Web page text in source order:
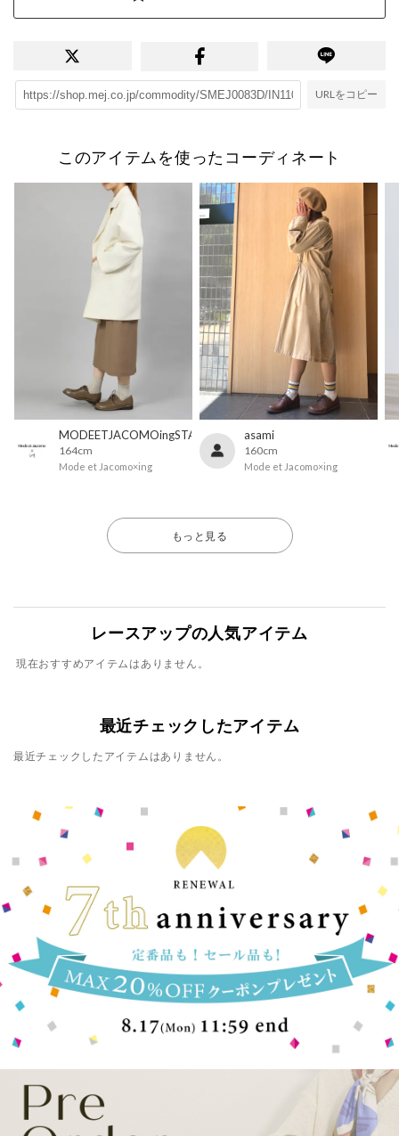
URLをコピー
このアイテムを使ったコーディネート
MODEETJACOMOingSTAFF
164cm
Mode et Jacomo×ing
asami
160cm
Mode et Jacomo×ing
もっと見る
レースアップの人気アイテム
現在おすすめアイテムはありません。
最近チェックしたアイテム
最近チェックしたアイテムはありません。